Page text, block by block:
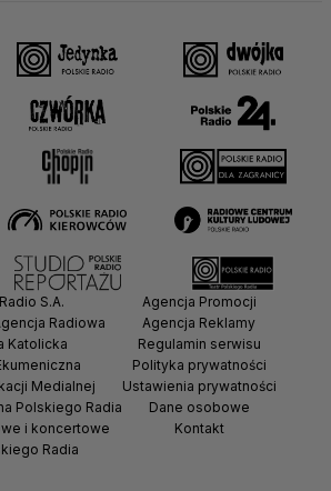
S.A.
Radiowa
Katolicka
Medialnej
Polskiego Radia
i koncertowe
Radia
Agencja Promocji
Agencja Reklamy
Regulamin serwisu
Polityka prywatności
Ustawienia prywatności
Dane osobowe
Kontakt